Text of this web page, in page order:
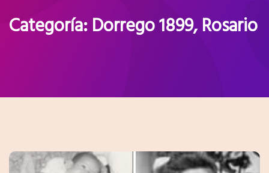
Categoría:Dorrego 1899, Rosario